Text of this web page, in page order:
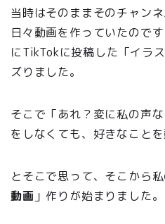
当時はそのままそのチャン
日々動画を作っていたのです
にTikTokに投稿した 「イラ
ズりました。
そこで「あれ？変に私の声
をしなくても、好きなこと
とそこで思って、そこから
動画 」作りが始まりました。